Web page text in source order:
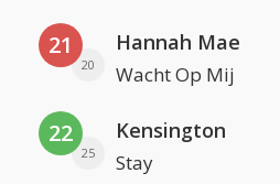
21
20
Hannah Mae
Wacht Op Mij
22
25
Kensington
Stay